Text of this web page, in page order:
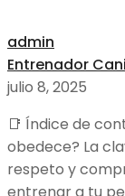
admin
Entrenador
julio 8, 2025
📑 Índice de
obedece? La
respeto y
entrenar a tu